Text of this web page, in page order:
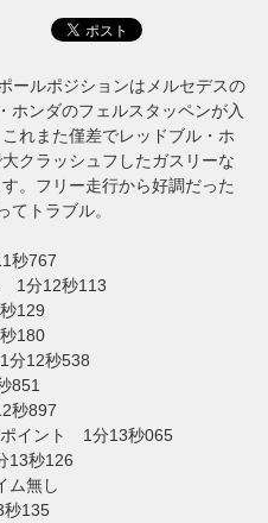
ールポジションはメルセデスの
ホンダのフェルスタッペンが入
れまた僅差でレッドブル・ホ
クラッシュフしたガスリーな
。フリー走行から好調だった
てトラブル。
秒767
1分12秒113
129
180
分12秒538
851
秒897
ポイント 1分13秒065
13秒126
ム無し
135